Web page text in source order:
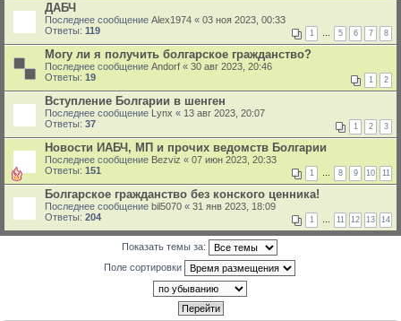
ДАБЧ
Последнее сообщение Alex1974 « 03 ноя 2023, 00:33
Ответы: 119 1 … 5 6 7 8
Могу ли я получить болгарское гражданство?
Последнее сообщение Andorf « 30 авг 2023, 20:46
Ответы: 19 1 2
Вступление Болгарии в шенген
Последнее сообщение Lynx « 13 авг 2023, 20:07
Ответы: 37 1 2 3
Новости ИАБЧ, МП и прочих ведомств Болгарии
Последнее сообщение Bezviz « 07 июн 2023, 20:33
Ответы: 151 1 … 8 9 10 11
Болгарское гражданство без конского ценника!
Последнее сообщение bil5070 « 31 янв 2023, 18:09
Ответы: 204 1 … 11 12 13 14
Показать темы за:
Поле сортировки